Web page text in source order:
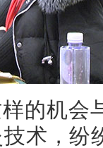
的机会
术，纷